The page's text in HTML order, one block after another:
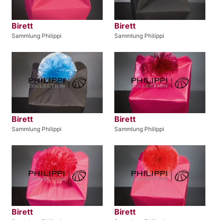
Birett
Sammlung Philippi
Birett
Sammlung Philippi
Birett
Sammlung Philippi
Birett
Sammlung Philippi
Birett Birett